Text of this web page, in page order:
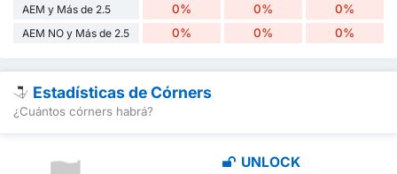
AEM y Más de 2.5 0% 0% 0%
AEM NO y Más de 2.5 0% 0% 0%
Estadísticas de Córners
¿Cuántos córners habrá?
UNLOCK